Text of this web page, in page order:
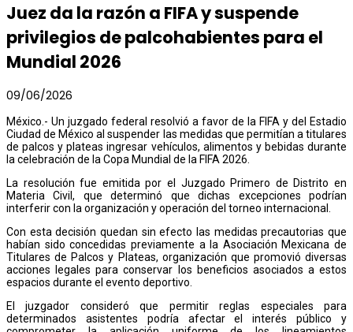
Juez da la razón a FIFA y suspende
privilegios de palcohabientes para el
Mundial 2026
09/06/2026
México.- Un juzgado federal resolvió a favor de la FIFA y del Estadio
Ciudad de México al suspender las medidas que permitían a titulares
de palcos y plateas ingresar vehículos, alimentos y bebidas durante
la celebración de la Copa Mundial de la FIFA 2026.
La resolución fue emitida por el Juzgado Primero de Distrito en
Materia Civil, que determinó que dichas excepciones podrían
interferir con la organización y operación del torneo internacional.
Con esta decisión quedan sin efecto las medidas precautorias que
habían sido concedidas previamente a la Asociación Mexicana de
Titulares de Palcos y Plateas, organización que promovió diversas
acciones legales para conservar los beneficios asociados a estos
espacios durante el evento deportivo.
El juzgador consideró que permitir reglas especiales para
determinados asistentes podría afectar el interés público y